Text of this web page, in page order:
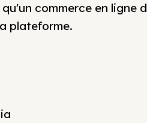
commerce en ligne
plateforme.